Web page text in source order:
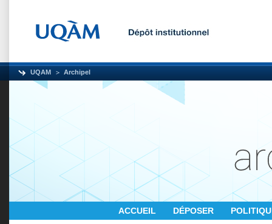
UQAM Archipel
ACCUEIL DÉPOSER